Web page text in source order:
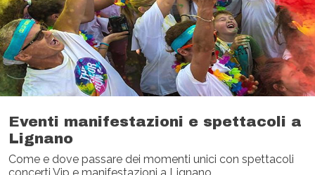
Eventi manifestazioni e spettacoli a
Lignano
Come e dove passare dei momenti unici con spettacoli